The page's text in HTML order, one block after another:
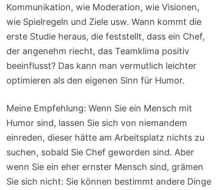
Kommunikation, wie Moderation, wie Visionen,
wie Spielregeln und Ziele usw. Wann kommt die
erste Studie heraus, die feststellt, dass ein Chef,
der angenehm riecht, das Teamklima positiv
beeinflusst? Das kann man vermutlich leichter
optimieren als den eigenen Sinn für Humor.
Meine Empfehlung: Wenn Sie ein Mensch mit
Humor sind, lassen Sie sich von niemandem
einreden, dieser hätte am Arbeitsplatz nichts zu
suchen, sobald Sie Chef geworden sind. Aber
wenn Sie ein eher ernster Mensch sind, grämen
Sie sich nicht: Sie können bestimmt andere Dinge